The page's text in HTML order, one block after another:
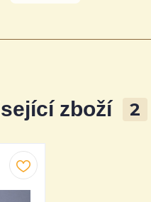
zboží 2